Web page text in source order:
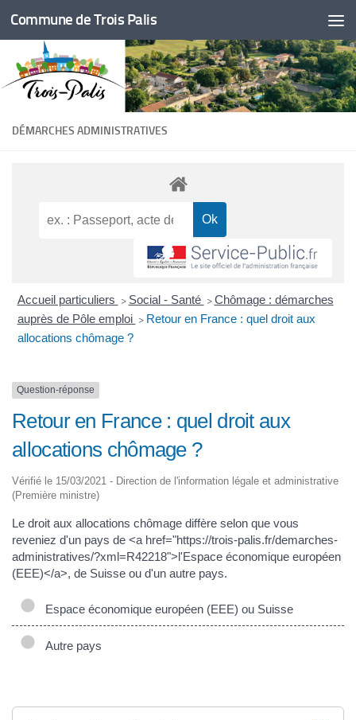
Skip to content
Commune de Trois Palis
DÉMARCHES ADMINISTRATIVES
Accueil particuliers > Social - Santé > Chômage : démarches
auprès de Pôle emploi > Retour en France : quel droit aux
allocations chômage ?
Question-réponse
Retour en France : quel droit aux
allocations chômage ?
Vérifié le 15/03/2021 - Direction de l'information légale et administrative
(Première ministre)
Le droit aux allocations chômage diffère selon que vous
reveniez d'un pays de <a href="https://trois-palis.fr/demarches-
administratives/?xml=R42218">l'Espace économique européen
(EEE)</a>, de Suisse ou d'un autre pays.
Espace économique européen (EEE) ou Suisse
Autre pays